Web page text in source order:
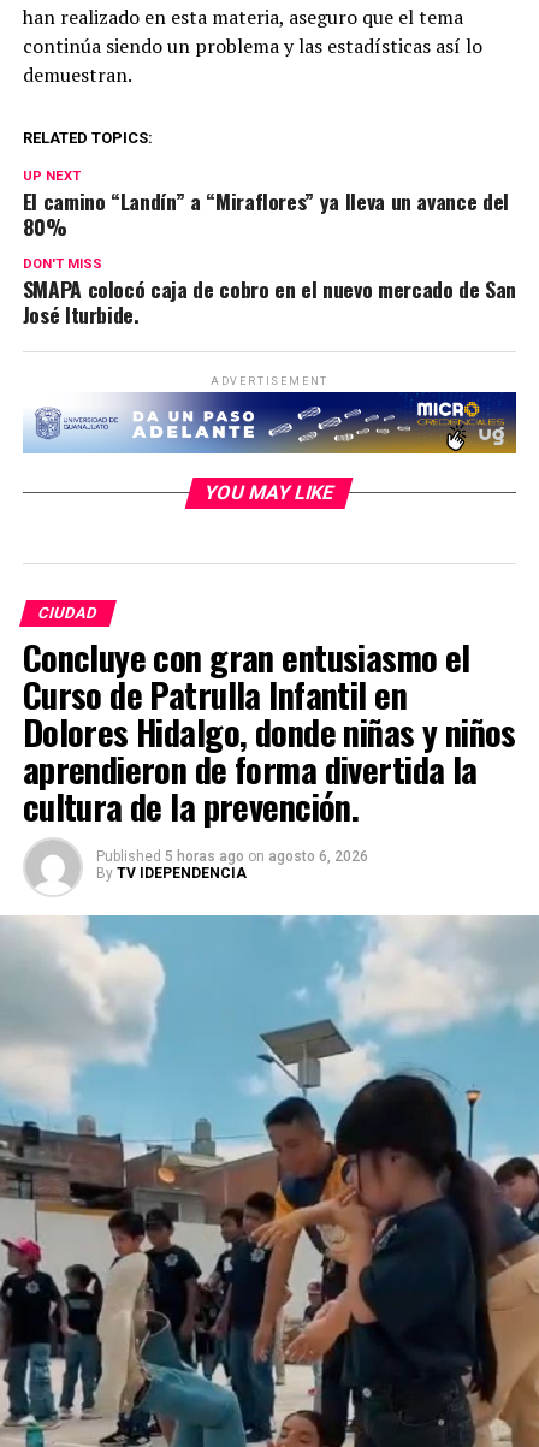
han realizado en esta materia, aseguro que el tema
continúa siendo un problema y las estadísticas así lo
demuestran.
RELATED TOPICS:
UP NEXT
El camino “Landín” a “Miraflores” ya lleva un avance del
80%
DON'T MISS
SMAPA colocó caja de cobro en el nuevo mercado de San
José Iturbide.
ADVERTISEMENT
YOU MAY LIKE
CIUDAD
Concluye con gran entusiasmo el
Curso de Patrulla Infantil en
Dolores Hidalgo, donde niñas y niños
aprendieron de forma divertida la
cultura de la prevención.
Published 5 horas ago on agosto 6, 2026
By TV IDEPENDENCIA